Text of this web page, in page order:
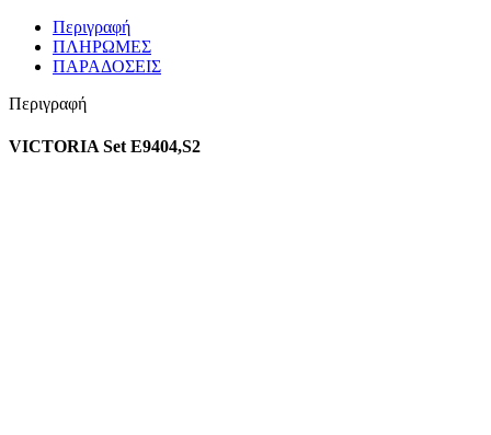
Περιγραφή
ΠΛΗΡΩΜΕΣ
ΠΑΡΑΔΟΣΕΙΣ
Περιγραφή
VICTORIA Set E9404,S2